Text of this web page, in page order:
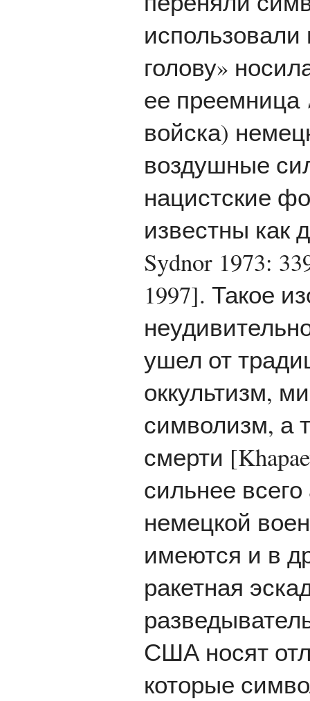
голову»
ее преемница
войска)
воздушные
нацистские
известны как
Sydnor 1973:
1997]. Такое
ушел от
оккультизм,
символизм, а
смерти
сильнее
немецкой
имеются и в
ракетная
США носят
которые